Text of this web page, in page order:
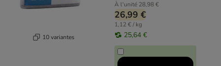
10 variantes
À l'unité 28,98 €
26,99 €
1,12 € / kg
25,64 €